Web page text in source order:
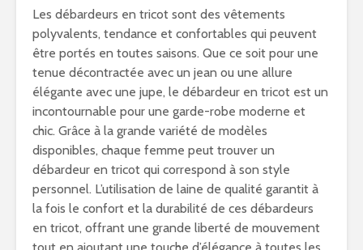
Les débardeurs en tricot sont des vêtements
polyvalents, tendance et confortables qui peuvent
être portés en toutes saisons. Que ce soit pour une
tenue décontractée avec un jean ou une allure
élégante avec une jupe, le débardeur en tricot est un
incontournable pour une garde-robe moderne et
chic. Grâce à la grande variété de modèles
disponibles, chaque femme peut trouver un
débardeur en tricot qui correspond à son style
personnel. L’utilisation de laine de qualité garantit à
la fois le confort et la durabilité de ces débardeurs
en tricot, offrant une grande liberté de mouvement